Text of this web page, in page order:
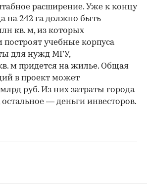
расширение. Уже к концу
на 242 га должно быть
кв. м, из которых
построят учебные корпуса
для нужд МГУ,
м придется на жилье. Общая
в проект может
млрд руб. Из них затраты города
— деньги инвесторов.